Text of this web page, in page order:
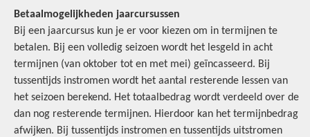
Betaalmogelijkheden jaarcursussen
Bij een jaarcursus kun je er voor kiezen om in termijnen te
betalen. Bij een volledig seizoen wordt het lesgeld in acht
termijnen (van oktober tot en met mei) geïncasseerd. Bij
tussentijds instromen wordt het aantal resterende lessen van
het seizoen berekend. Het totaalbedrag wordt verdeeld over de
dan nog resterende termijnen. Hierdoor kan het termijnbedrag
afwijken. Bij tussentijds instromen en tussentijds uitstromen